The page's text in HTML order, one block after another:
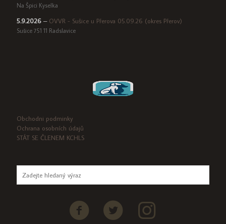
Na Špici Kyselka
5.9.2026 – OVVR - Sušice u Přerova 05.09.26 (okres Přerov)
Sušice 751 11 Radslavice
Obchodni podminky
Ochrana osobních údajů
STÁT SE ČLENEM KCHLS